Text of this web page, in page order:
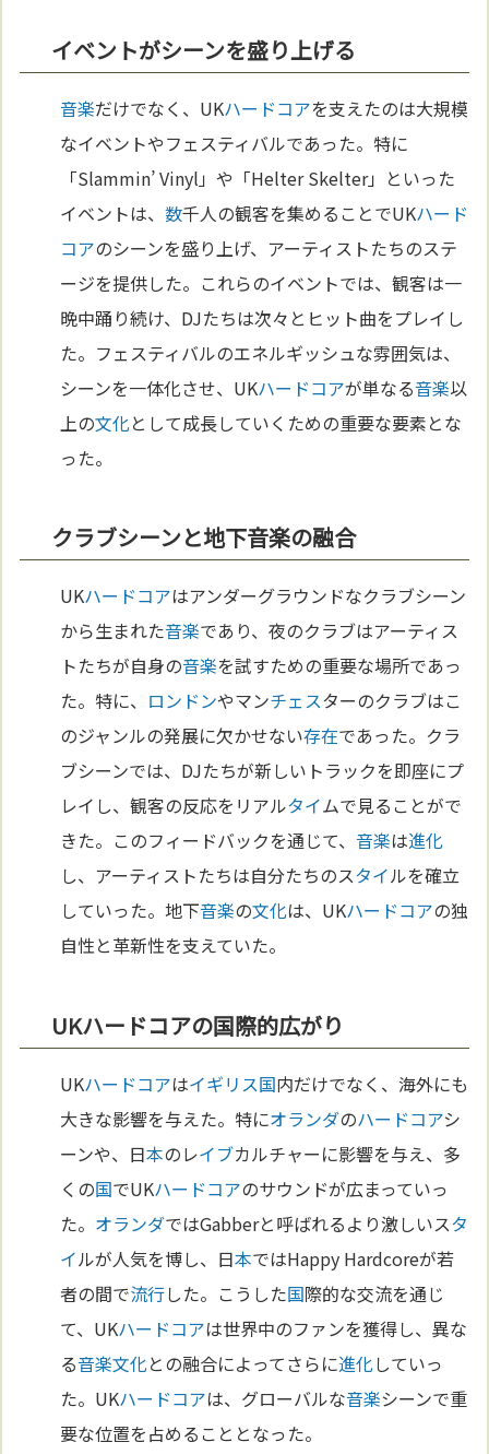
イベントがシーンを盛り上げる
音楽だけでなく、UKハードコアを支えたのは大規模
なイベントやフェスティバルであった。特に
「Slammin’ Vinyl」や「Helter Skelter」といった
イベントは、数千人の観客を集めることでUKハード
コアのシーンを盛り上げ、アーティストたちのステ
ージを提供した。これらのイベントでは、観客は一
晩中踊り続け、DJたちは次々とヒット曲をプレイし
た。フェスティバルのエネルギッシュな雰囲気は、
シーンを一体化させ、UKハードコアが単なる音楽以
上の文化として成長していくための重要な要素とな
った。
クラブシーンと地下音楽の融合
UKハードコアはアンダーグラウンドなクラブシーン
から生まれた音楽であり、夜のクラブはアーティス
トたちが自身の音楽を試すための重要な場所であっ
た。特に、 ロンドンやマンチェスターのクラブはこ
のジャンルの発展に欠かせない存在であった。クラ
ブシーンでは、DJたちが新しいトラックを即座にプ
レイし、観客の反応をリアルタイムで見ることがで
きた。このフィードバックを通じて、音楽は進化
し、アーティストたちは自分たちのスタイルを確立
していった。地下音楽の文化は、UKハードコアの独
自性と革新性を支えていた。
UKハードコアの国際的広がり
UKハードコアはイギリス国内だけでなく、海外にも
大きな影響を与えた。特にオランダのハードコアシ
ーンや、日本のレイブカルチャーに影響を与え、多
くの国でUKハードコアのサウンドが広まっていっ
た。 オランダではGabberと呼ばれるより激しいスタ
イルが人気を博し、日本ではHappy Hardcoreが若
者の間で流行した。こうした国際的な交流を通じ
て、UKハードコアは世界中のファンを獲得し、異な
る音楽文化との融合によってさらに進化していっ
た。UKハードコアは、グローバルな音楽シーンで重
要な位置を占めることとなった。